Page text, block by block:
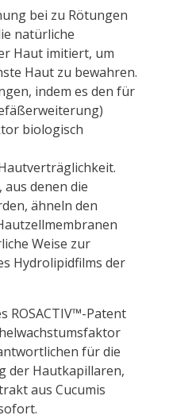
bei zu Rötungen
natürliche
Haut imitiert, um
Haut zu bewahren.
indem es den für
biologisch
denen die
ähneln den
Weise zur
Hydrolipidfilms der
ROSACTIV™-Patent
für die
der Hautkapillaren,
aus Cucumis